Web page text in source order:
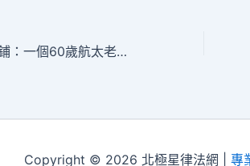
當鋪不只是當鋪：一個60歲航太老爸的救急故事
Copyright © 2026 北極星律法網 | 專